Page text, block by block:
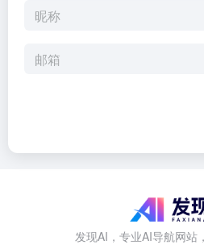
发现AI，专业AI导航网站